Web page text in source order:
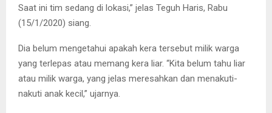
Saat ini tim sedang di lokasi,” jelas Teguh Haris, Rabu
(15/1/2020) siang.
Dia belum mengetahui apakah kera tersebut milik warga
yang terlepas atau memang kera liar. “Kita belum tahu liar
atau milik warga, yang jelas meresahkan dan menakuti-
nakuti anak kecil,” ujarnya.